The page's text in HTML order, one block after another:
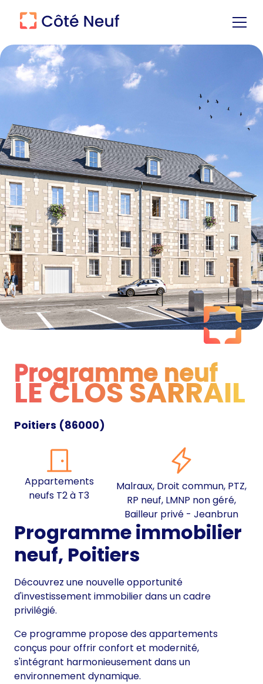
Programme neuf
Programme neuf
LE CLOS SARRAIL
Poitiers (86000)
Appartements
neufs T2 à T3
Malraux, Droit commun, PTZ,
RP neuf, LMNP non géré,
Bailleur privé - Jeanbrun
Programme immobilier
neuf, Poitiers
Découvrez une nouvelle opportunité
d'investissement immobilier dans un cadre
privilégié.
Ce programme propose des appartements
conçus pour offrir confort et modernité,
s'intégrant harmonieusement dans un
environnement dynamique.